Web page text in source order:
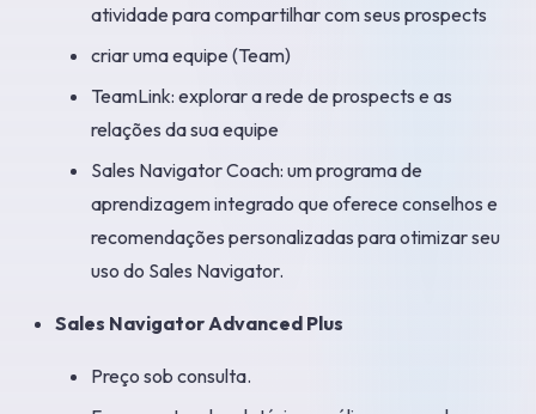
atividade para compartilhar com seus prospects
criar uma equipe (Team)
TeamLink: explorar a rede de prospects e as
relações da sua equipe
Sales Navigator Coach: um programa de
aprendizagem integrado que oferece conselhos e
recomendações personalizadas para otimizar seu
uso do Sales Navigator.
Sales Navigator Advanced Plus
Preço sob consulta.